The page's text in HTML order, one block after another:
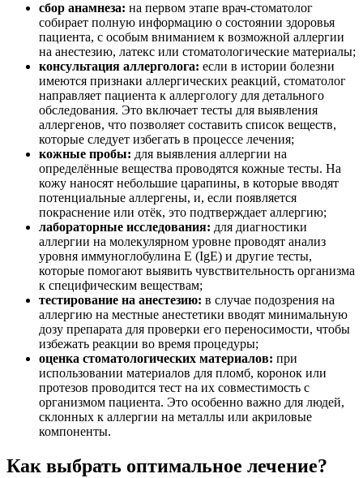
сбор анамнеза: на первом этапе врач-стоматолог
собирает полную информацию о состоянии здоровья
пациента, с особым вниманием к возможной аллергии
на анестезию, латекс или стоматологические материалы;
консультация аллерголога: если в истории болезни
имеются признаки аллергических реакций, стоматолог
направляет пациента к аллергологу для детального
обследования. Это включает тесты для выявления
аллергенов, что позволяет составить список веществ,
которые следует избегать в процессе лечения;
кожные пробы: для выявления аллергии на
определённые вещества проводятся кожные тесты. На
кожу наносят небольшие царапины, в которые вводят
потенциальные аллергены, и, если появляется
покраснение или отёк, это подтверждает аллергию;
лабораторные исследования: для диагностики
аллергии на молекулярном уровне проводят анализ
уровня иммуноглобулина Е (IgE) и другие тесты,
которые помогают выявить чувствительность организма
к специфическим веществам;
тестирование на анестезию: в случае подозрения на
аллергию на местные анестетики вводят минимальную
дозу препарата для проверки его переносимости, чтобы
избежать реакции во время процедуры;
оценка стоматологических материалов: при
использовании материалов для пломб, коронок или
протезов проводится тест на их совместимость с
организмом пациента. Это особенно важно для людей,
склонных к аллергии на металлы или акриловые
компоненты.
Как выбрать оптимальное лечение?